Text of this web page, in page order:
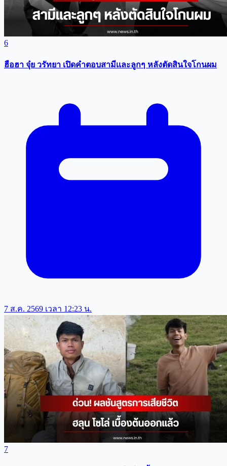
6
ฮือฮา จุ๋ย วรัทยา เปิดคำตอบสามีเเละลูกๆ หลังตัดสินใจโกนผม
7 ส.ค. 2569 เวลา 12:23 น.
7